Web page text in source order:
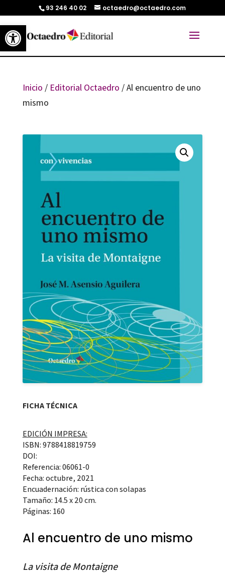
Abrir barra de herramientas
93 246 40 02 octaedro@octaedro.com
Inicio / Editorial Octaedro / Al encuentro de uno
mismo
FICHA TÉCNICA
EDICIÓN IMPRESA:
ISBN: 9788418819759
DOI:
Referencia: 06061-0
Fecha: octubre, 2021
Encuadernación: rústica con solapas
Tamaño: 14.5 x 20 cm.
Páginas: 160
Al encuentro de uno mismo
La visita de Montaigne